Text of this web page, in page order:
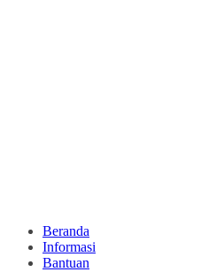
Beranda
Informasi
Bantuan